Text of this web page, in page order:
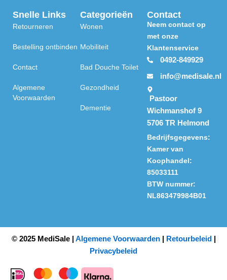
9
5
Snelle Links
Retourneren
Bestelling ontbinden
Contact
Algemene
Voorwaarden
Categorieën
Wonen
Mobiliteit
Bad Douche Toilet
Gezondheid
Dementie
Contact
Neem contact op
met onze
Klantenservice
0492-849929
info@medisale.nl
Pastoor
Wichmanshof 9
5706 TR Helmond
Bedrijfsgegevens:
Kamer van
Koophandel:
85033111
BTW nummer:
NL863479984B01
© 2025 MediSale | Algemene Voorwaarden| Retourbeleid
Privacybeleid